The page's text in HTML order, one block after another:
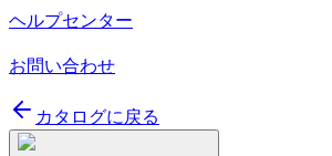
ヘルプセンター
お問い合わせ
カタログに戻る